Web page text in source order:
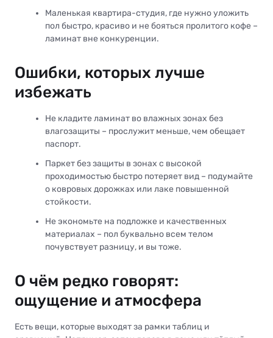
Маленькая квартира-студия, где нужно уложить
пол быстро, красиво и не бояться пролитого кофе –
ламинат вне конкуренции.
Ошибки, которых лучше
избежать
Не кладите ламинат во влажных зонах без
влагозащиты – прослужит меньше, чем обещает
паспорт.
Паркет без защиты в зонах с высокой
проходимостью быстро потеряет вид – подумайте
о ковровых дорожках или лаке повышенной
стойкости.
Не экономьте на подложке и качественных
материалах – пол буквально всем телом
почувствует разницу, и вы тоже.
О чём редко говорят:
ощущение и атмосфера
Есть вещи, которые выходят за рамки таблиц и